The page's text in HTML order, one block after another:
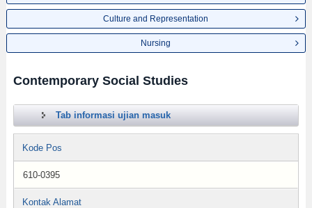
Culture and Representation
Nursing
Contemporary Social Studies
Tab informasi ujian masuk
Kode Pos
610-0395
Kontak Alamat